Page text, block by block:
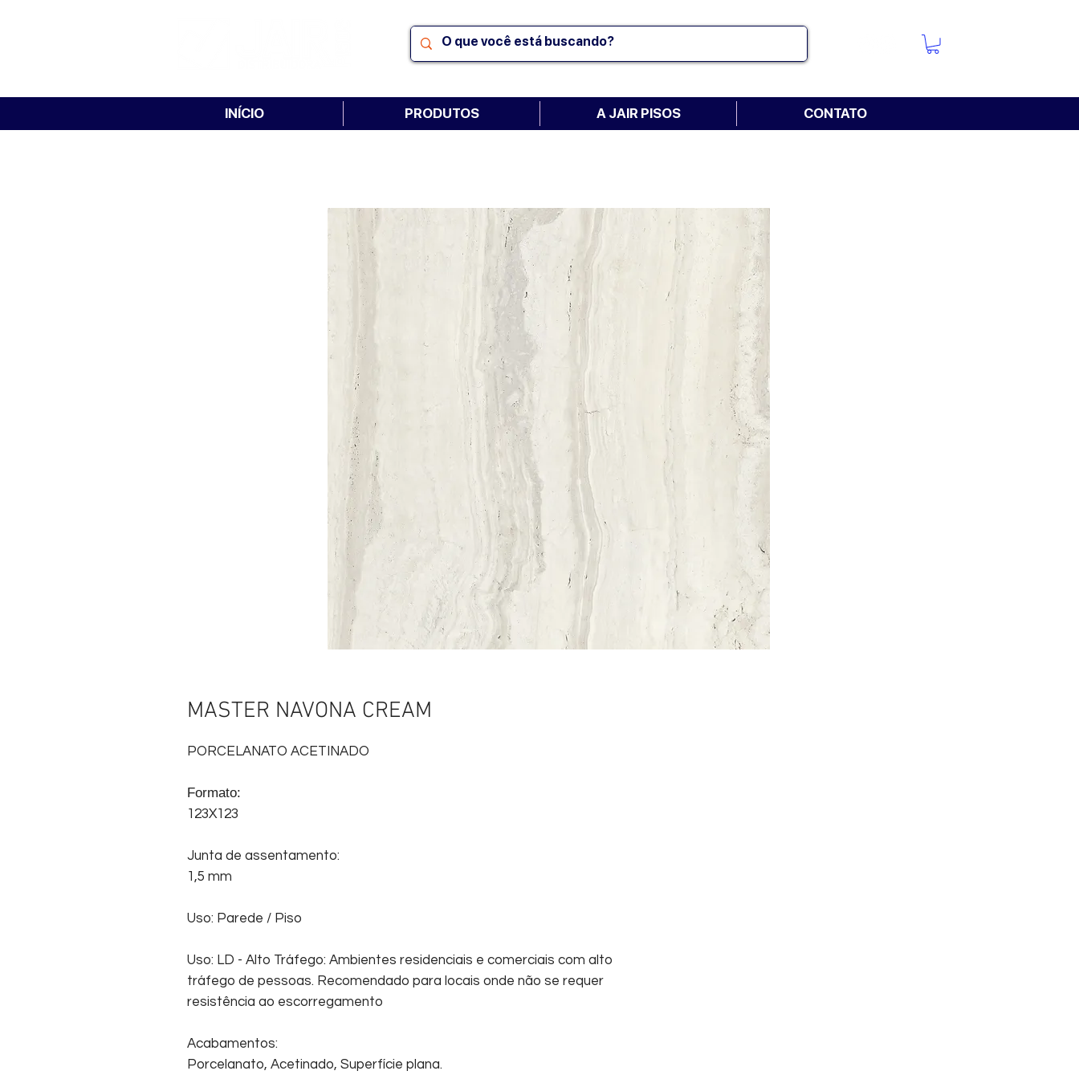
MASTER NAVONA CREAM
PORCELANATO ACETINADO
Formato:
123X123
Junta de assentamento:
1,5 mm
Uso: Parede / Piso
Uso: LD - Alto Tráfego: Ambientes residenciais e comerciais com alto
tráfego de pessoas. Recomendado para locais onde não se requer
resistência ao escorregamento
Acabamentos:
Porcelanato, Acetinado, Superfície plana.
INÍCIO PRODUTOS A JAIR PISOS CONTATO